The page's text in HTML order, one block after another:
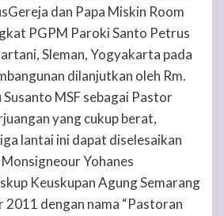
dan Papa Miskin Room
PGPM Paroki Santo Petrus
Sleman, Yogyakarta pada
dilanjutkan oleh Rm.
Susanto MSF sebagai Pastor
yang cukup berat,
lantai ini dapat diselesaikan
Yohanes
Keuskupan Agung Semarang
2011 dengan nama “Pastoran